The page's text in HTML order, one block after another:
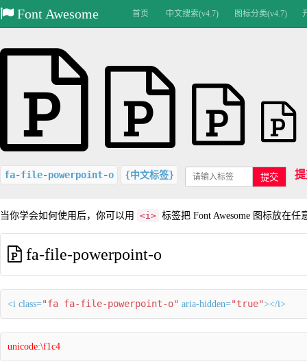
Font Awesome 首页 中文搜索(v4.7) 图标分类(v4.7)
fa-file-powerpoint-o {中文标签} 提交
当你学会如何使用后，你可以用 <i> 标签把 Font Awesome 图标放在任
fa-file-powerpoint-o
<i class="fa fa-file-powerpoint-o" aria-hidden="true"></i>
unicode:\f1c4